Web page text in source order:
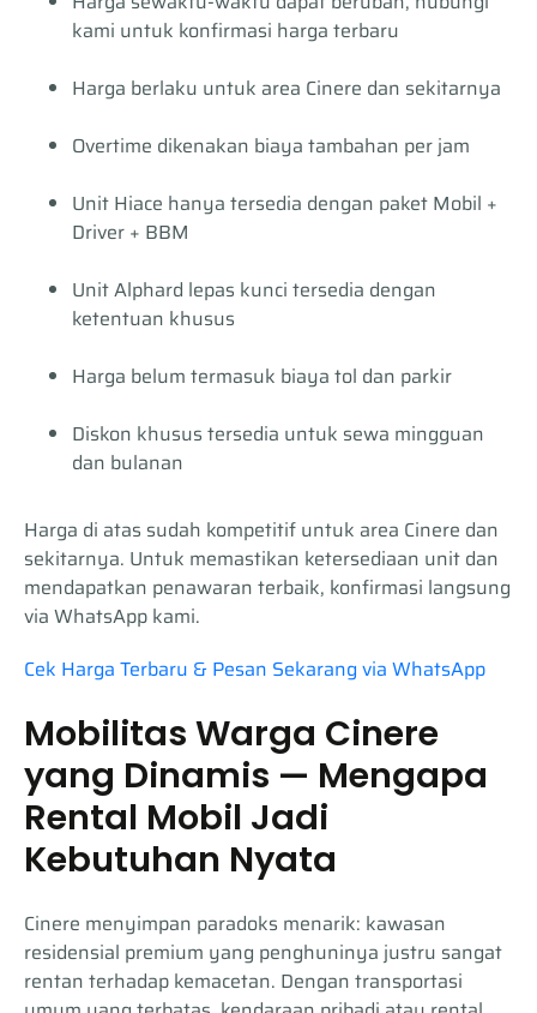
kami untuk konfirmasi harga terbaru
Harga berlaku untuk area Cinere dan sekitarnya
Overtime dikenakan biaya tambahan per jam
Unit Hiace hanya tersedia dengan paket Mobil +
Driver + BBM
Unit Alphard lepas kunci tersedia dengan
ketentuan khusus
Harga belum termasuk biaya tol dan parkir
Diskon khusus tersedia untuk sewa mingguan
dan bulanan
Harga di atas sudah kompetitif untuk area Cinere dan
sekitarnya. Untuk memastikan ketersediaan unit dan
mendapatkan penawaran terbaik, konfirmasi langsung
via WhatsApp kami.
Cek Harga Terbaru & Pesan Sekarang via WhatsApp
Mobilitas Warga Cinere
yang Dinamis — Mengapa
Rental Mobil Jadi
Kebutuhan Nyata
Cinere menyimpan paradoks menarik: kawasan
residensial premium yang penghuninya justru sangat
rentan terhadap kemacetan. Dengan transportasi